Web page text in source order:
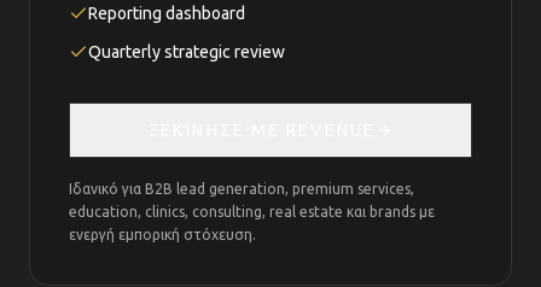
Reporting dashboard
Quarterly strategic review
Ιδανικό για B2B lead generation, premium services,
education, clinics, consulting, real estate και brands με
ενεργή εμπορική στόχευση.